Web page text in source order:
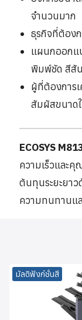
จำนวนมาก
ธุรกิจที่ต้อง
แผนกออกแ
พิมพ์ชัด สีสั
ผู้ที่ต้องการ
สัมผัสขนา
ECOSYS
ความเร็วและ
ต้นทุนระยะยาว
ความทนทานแ
มัลติฟังก์ชั่นสี